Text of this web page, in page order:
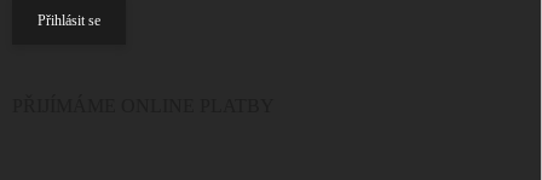
Přihlásit se